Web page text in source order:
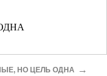
НО ЦЕЛЬ ОДНА →